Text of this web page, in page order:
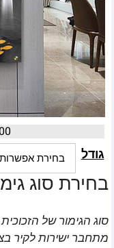
גודל
בחירת סוג
סוג הגימור של
מתחבר ישירות לקיר